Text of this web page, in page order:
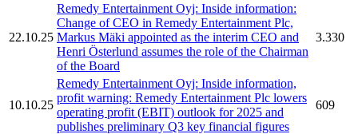
22.10.25
Remedy Entertainment Oyj: Inside information:
Change of CEO in Remedy Entertainment Plc,
Markus Mäki appointed as the interim CEO and
Henri Österlund assumes the role of the Chairman
of the Board
3.330
10.10.25
Remedy Entertainment Oyj: Inside information,
profit warning: Remedy Entertainment Plc lowers
operating profit (EBIT) outlook for 2025 and
publishes preliminary Q3 key financial figures
609